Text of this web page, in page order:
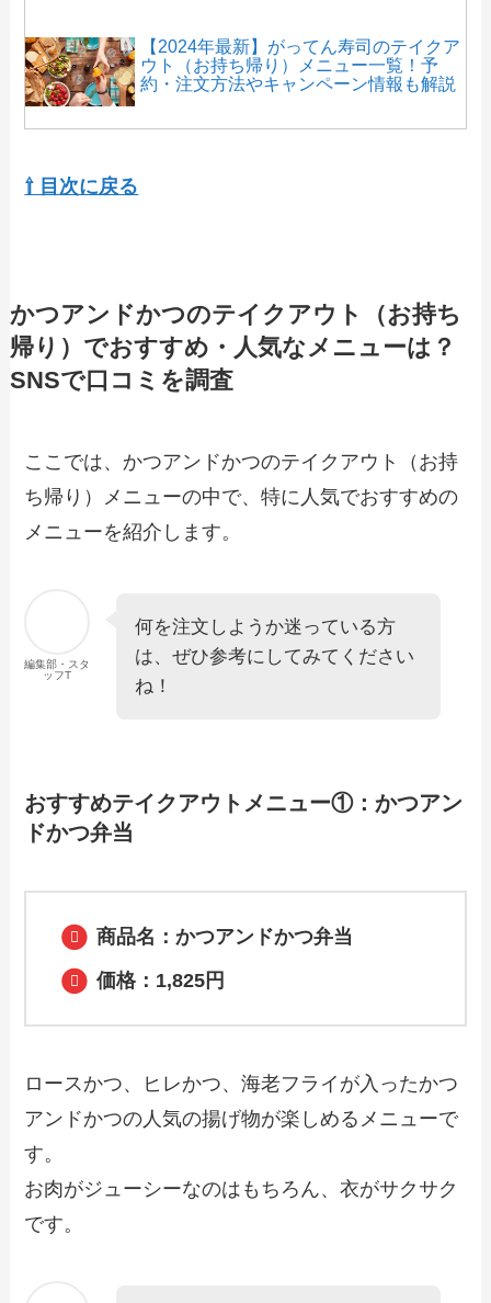
【2024年最新】がってん寿司のテイクア
ウト（お持ち帰り）メニュー一覧！予
約・注文方法やキャンペーン情報も解説
方法やクーポン情報も解説
【2024年最新】麺や虎鉄のテイクアウト
【2024年最新】世界の山ちゃんのテイク
アウト全メニュー！お持ち帰りの予約・
注文方法やクーポン情報も解説
【2024年最新】かに道楽のテイクアウト
全メニュー！お持ち帰りの予約・注文方
法やクーポン情報も解説
約・注文方法やキャンペーン情報も解説
【2024年最新】ジョナサンのテイクアウ
ト（お持ち帰り）メニュー一覧！予約・
【2024年最新】ワンカルビのテイクアウ
方法やクーポン情報も解説
【2024年最新】回転寿司みさきのテイク
⇧ 目次に戻る
かつアンドかつのテイクアウト（お持ち
帰り）でおすすめ・人気なメニューは？
SNSで口コミを調査
ここでは、かつアンドかつのテイクアウト（お持
ち帰り）メニューの中で、特に人気でおすすめの
メニューを紹介します。
編集部・スタ
ッフT
何を注文しようか迷っている方
は、ぜひ参考にしてみてください
ね！
おすすめテイクアウトメニュー①：かつアン
ドかつ弁当
商品名：かつアンドかつ弁当
価格：1,825円
ロースかつ、ヒレかつ、海老フライが入ったかつ
アンドかつの人気の揚げ物が楽しめるメニューで
す。
お肉がジューシーなのはもちろん、衣がサクサク
です。